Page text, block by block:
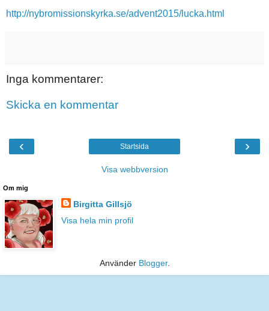
http://nybromissionskyrka.se/advent2015/lucka.html
Inga kommentarer:
Skicka en kommentar
‹ ›
Startsida
Visa webbversion
Om mig
Birgitta Gillsjö
Visa hela min profil
Använder Blogger.